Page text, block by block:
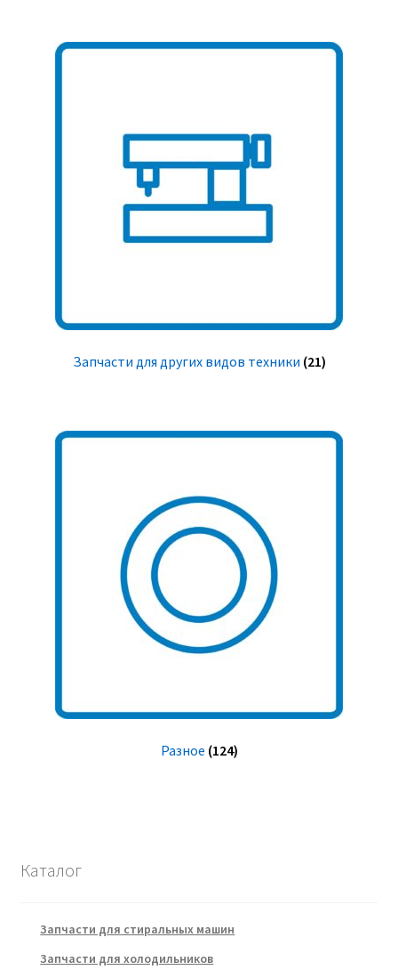
Запчасти для других видов техники (21)
Разное (124)
Каталог
Запчасти для стиральных машин
Запчасти для холодильников